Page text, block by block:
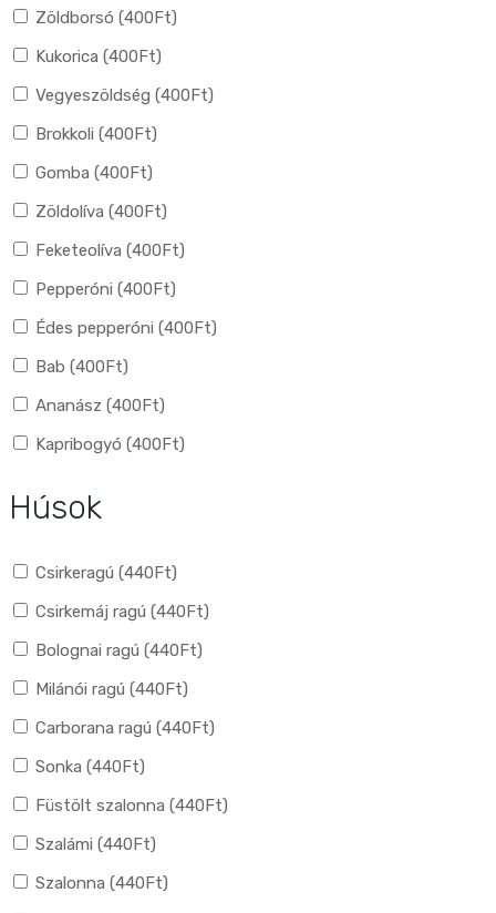
Zöldborsó (400Ft)
Kukorica (400Ft)
Vegyeszöldség (400Ft)
Brokkoli (400Ft)
Gomba (400Ft)
Zöldolíva (400Ft)
Feketeolíva (400Ft)
Pepperóni (400Ft)
Édes pepperóni (400Ft)
Bab (400Ft)
Ananász (400Ft)
Kapribogyó (400Ft)
Húsok
Csirkeragú (440Ft)
Csirkemáj ragú (440Ft)
Bolognai ragú (440Ft)
Milánói ragú (440Ft)
Carborana ragú (440Ft)
Sonka (440Ft)
Füstölt szalonna (440Ft)
Szalámi (440Ft)
Szalonna (440Ft)